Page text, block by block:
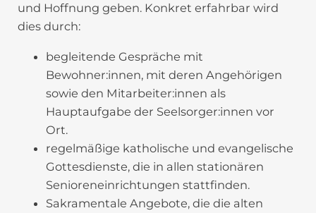
und Hoffnung geben. Konkret erfahrbar wird
dies durch:
begleitende Gespräche mit
Bewohner:innen, mit deren Angehörigen
sowie den Mitarbeiter:innen als
Hauptaufgabe der Seelsorger:innen vor
Ort.
regelmäßige katholische und evangelische
Gottesdienste, die in allen stationären
Senioreneinrichtungen stattfinden.
Sakramentale Angebote, die die alten